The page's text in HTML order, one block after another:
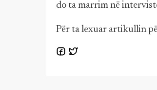
do ta marrim në
Për ta lexuar artikullin